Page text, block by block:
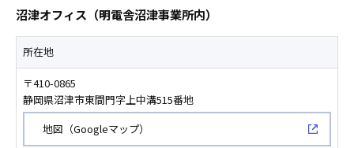
沼津オフィス（明電舎沼津事業所内）
所在地
〒410-0865
静岡県沼津市東間門字上中溝515番地
地図（Googleマップ）